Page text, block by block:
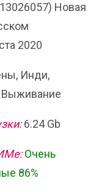
Новая
2020
Инди,
6.24 Gb
Очень
86%